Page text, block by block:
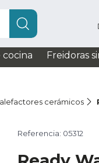
cocina Freidoras
cerámicos
Referencia: 05312